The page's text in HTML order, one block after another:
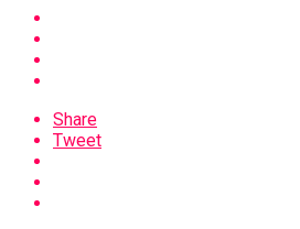
Share
Tweet